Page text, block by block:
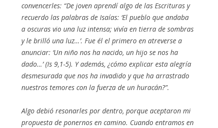
convencerles: “De joven aprendí algo de las Escrituras y
recuerdo las palabras de Isaías: ‘El pueblo que andaba
a oscuras vio una luz intensa; vivía en tierra de sombras
y le brilló una luz…’. Fue él el primero en atreverse a
anunciar: ‘Un niño nos ha nacido, un hijo se nos ha
dado…’ (Is 9,1-5). Y además, ¿cómo explicar esta alegría
desmesurada que nos ha invadido y que ha arrastrado
nuestros temores con la fuerza de un huracán?”.
Algo debió resonarles por dentro, porque aceptaron mi
propuesta de ponernos en camino. Cuando entramos en